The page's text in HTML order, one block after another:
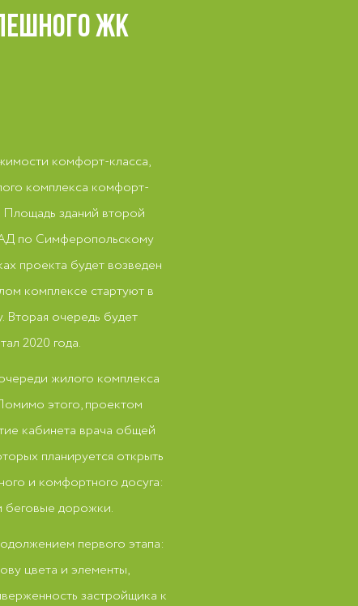
ЖК
комфорт-класса,
комплекса комфорт-
Площадь зданий второй
по Симферопольскому
проекта будет возведен
комплексе стартуют в
Вторая очередь будет
2020 года.
жилого комплекса
этого, проектом
кабинета врача общей
планируется открыть
и комфортного досуга:
беговые дорожки.
первого этапа:
цвета и элементы,
застройщика к